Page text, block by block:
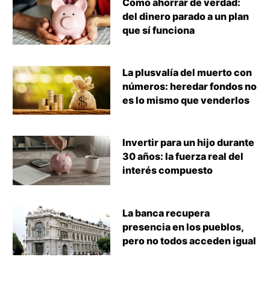
del dinero parado a un plan
que sí funciona
La plusvalía del muerto con
números: heredar fondos no
es lo mismo que venderlos
Invertir para un hijo durante
30 años: la fuerza real del
interés compuesto
La banca recupera
presencia en los pueblos,
pero no todos acceden igual